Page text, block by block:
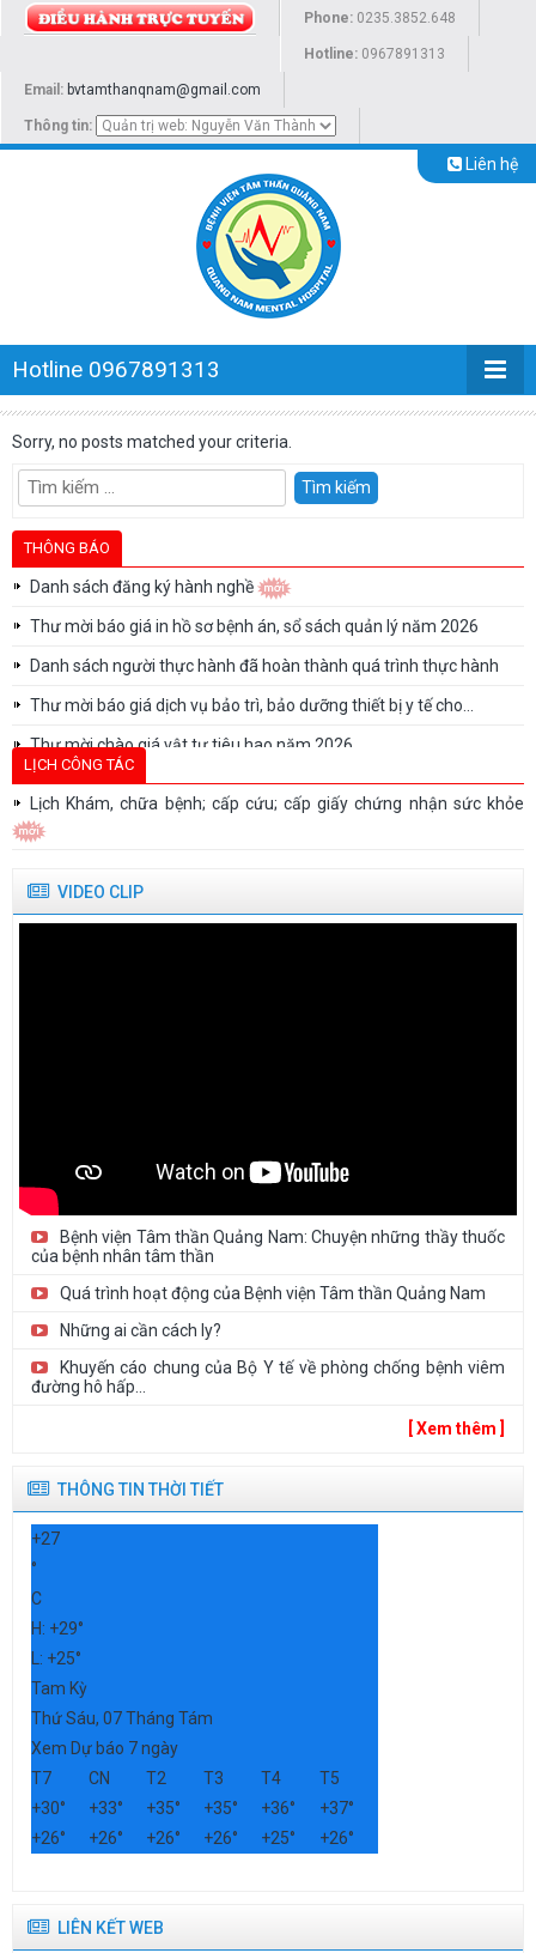
Phone: 0235.3852.648
Hotline: 0967891313
Email: bvtamthanqnam@gmail.com
Thông tin:
Liên hệ
Hotline 0967891313
Sorry, no posts matched your criteria.
Tìm
kiếm
cho:
THÔNG BÁO
Danh sách đăng ký hành nghề
Thư mời báo giá in hồ sơ bệnh án, sổ sách quản lý năm 2026
Danh sách người thực hành đã hoàn thành quá trình thực hành
Thư mời báo giá dịch vụ bảo trì, bảo dưỡng thiết bị y tế cho...
Thư mời chào giá vật tư tiêu hao năm 2026
Thư mời chào giá vật tư tiêu hao năm 2026
Thư mời báo giá sửa chữa, bảo trì, bảo dưỡng, hiệu chuẩn/kiểm
Danh sách người thực hành khám bệnh, chữa bệnh tại Bệnh viện
Tâm thần Quảng...
LỊCH CÔNG TÁC
Lịch Khám, chữa bệnh; cấp cứu; cấp giấy chứng nhận sức khỏe
VIDEO CLIP
Bệnh viện Tâm thần Quảng Nam: Chuyện những thầy thuốc
của bệnh nhân tâm thần
Quá trình hoạt động của Bệnh viện Tâm thần Quảng Nam
Những ai cần cách ly?
Khuyến cáo chung của Bộ Y tế về phòng chống bệnh viêm
đường hô hấp...
[ Xem thêm ]
THÔNG TIN THỜI TIẾT
+27
°
C
H: +29°
L: +25°
Tam Kỳ
Thứ Sáu, 07 Tháng Tám
Xem Dự báo 7 ngày
T7
CN T2 T3 T4
T5
+30° +33° +35° +35° +36° +37°
+26° +26° +26° +26° +25° +26°
LIÊN KẾT WEB